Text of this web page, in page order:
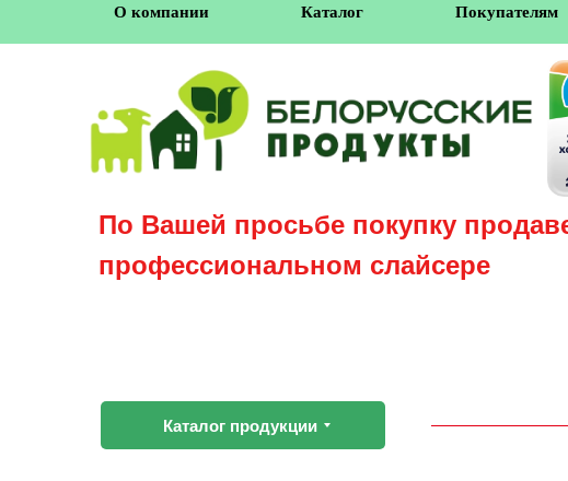
О компании Каталог Покупателям
По Вашей просьбе покупку
профессиональном слайсере
Каталог продукции